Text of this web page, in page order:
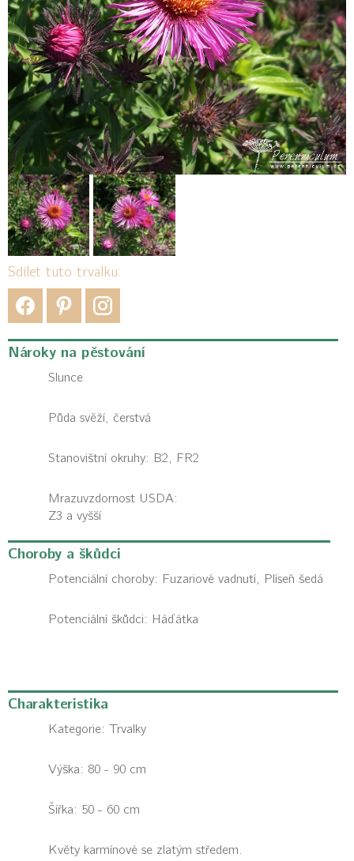
Sdílet tuto trvalku:
Nároky na pěstování
Slunce
Půda svěží, čerstvá
Stanovištní okruhy: B2, FR2
Mrazuvzdornost USDA:
Z3 a vyšší
Choroby a škůdci
Potenciální choroby: Fuzariové vadnutí, Plíseň šedá
Potenciální škůdci: Háďátka
Charakteristika
Kategorie: Trvalky
Výška: 80 - 90 cm
Šířka: 50 - 60 cm
Květy karmínové se zlatým středem.